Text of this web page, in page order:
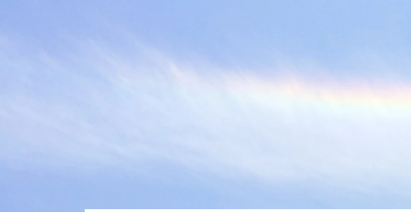
番組サポート / 予報原稿作成